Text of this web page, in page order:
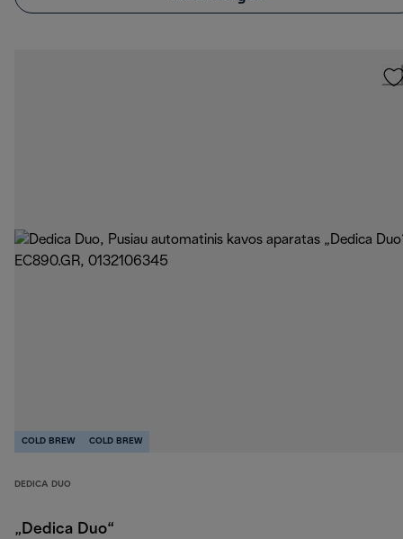
COLD BREW COLD BREW
DEDICA DUO
„Dedica Duo“